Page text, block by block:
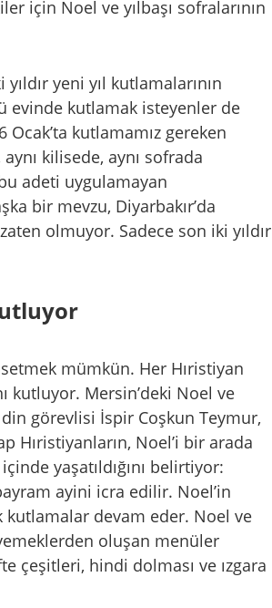
için Noel ve yılbaşı sofralarının
yeni yıl kutlamalarının
evinde kutlamak isteyenler de
Ocak’ta kutlamamız gereken
kilisede, aynı sofrada
adeti uygulamayan
bir mevzu, Diyarbakır’da
olmuyor. Sadece son iki yıldır
mümkün. Her Hıristiyan
kutluyor. Mersin’deki Noel ve
görevlisi İspir Coşkun Teymur,
Hıristiyanların, Noel’i bir arada
yaşatıldığını belirtiyor:
ayini icra edilir. Noel’in
devam eder. Noel ve
oluşan menüler
çeşitleri, hindi dolması ve ızgara